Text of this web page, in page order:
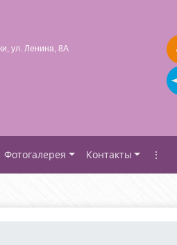
ул. Ленина, 8А
Фотогалерея Контакты ⋮